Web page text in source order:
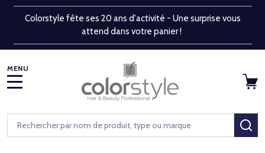
Colorstyle fête ses 20 ans d'activité - Une surprise vous
attend dans votre panier !
Rechercher